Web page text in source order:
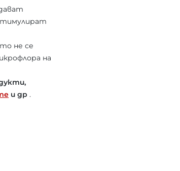
не се
на
и др .